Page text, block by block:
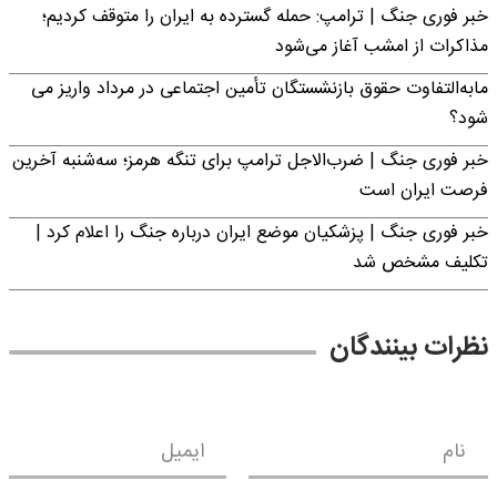
خبر فوری جنگ | ترامپ: حمله گسترده به ایران را متوقف کردیم؛
مذاکرات از امشب آغاز می‌شود
مابه‌التفاوت حقوق بازنشستگان تأمین اجتماعی در مرداد واریز می
شود؟
خبر فوری جنگ | ضرب‌الاجل ترامپ برای تنگه هرمز؛ سه‌شنبه آخرین
فرصت ایران است
خبر فوری جنگ | پزشکیان موضع ایران درباره جنگ را اعلام کرد |
تکلیف مشخص شد
نظرات بینندگان
نام ایمیل